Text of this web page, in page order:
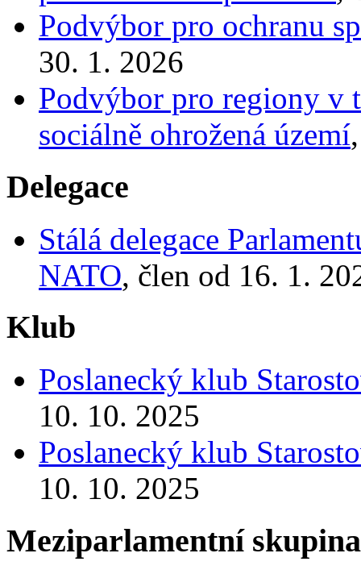
Podvýbor pro ochranu
30. 1. 2026
Podvýbor pro regiony v
sociálně ohrožená území
Delegace
Stálá delegace
NATO, člen od 16. 1.
Klub
Poslanecký klub
10. 10. 2025
Poslanecký klub
10. 10. 2025
Meziparlamentní